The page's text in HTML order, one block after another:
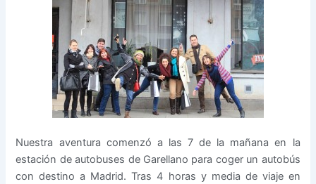
Nuestra aventura comenzó a las 7 de la mañana en la
estación de autobuses de Garellano para coger un autobús
con destino a Madrid. Tras 4 horas y media de viaje en